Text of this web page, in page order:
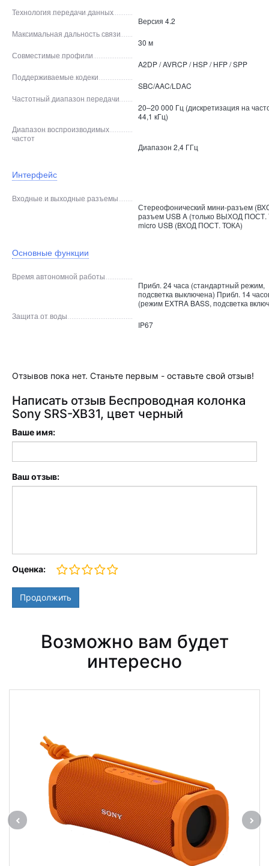
Технология передачи данных
Версия 4.2
Максимальная дальность связи
30 м
Совместимые профили
A2DP / AVRCP / HSP / HFP / SPP
Поддерживаемые кодеки
SBC/AAC/LDAC
Частотный диапазон передачи
20–20 000 Гц (дискретизация на
44,1 кГц)
Диапазон воспроизводимых
частот
Диапазон 2,4 ГГц
Интерфейс
Входные и выходные разъемы
Стереофонический мини-разъем
разъем USB A (только ВЫХОД ПОСТ.
micro USB (ВХОД ПОСТ. ТОКА)
Основные функции
Время автономной работы
Прибл. 24 часа (стандартный режим,
подсветка выключена) Прибл. 14
(режим EXTRA BASS, подсветка
Защита от воды
IP67
Отзывов пока нет. Станьте первым - оставьте свой отзыв!
Написать отзыв Беспроводная колонка
Sony SRS-XB31, цвет черный
Ваше имя:
Ваш отзыв:
Оценка:
Продолжить
Возможно вам будет
интересно